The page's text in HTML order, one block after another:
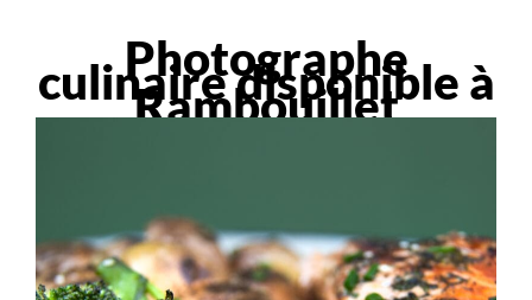
Photographe
culinaire disponible à
Rambouillet